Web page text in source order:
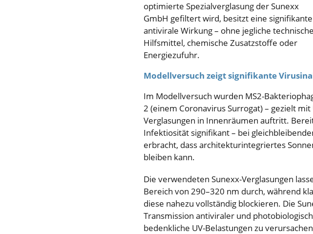
optimierte Spezialverglasung der Sunexx
GmbH gefiltert wird, besitzt eine signifikante
antivirale Wirkung – ohne jegliche
Hilfsmittel, chemische Zusatzstoffe oder
Energiezufuhr.
Modellversuch zeigt signifikante
Im Modellversuch wurden MS2-
2 (einem Coronavirus Surrogat) – gezielt
Verglasungen in Innenräumen auftritt.
Infektiosität signifikant – bei
erbracht, dass architekturintegriertes
bleiben kann.
Die verwendeten Sunexx-Verglasungen
Bereich von 290–320 nm durch, während
diese nahezu vollständig blockieren. Die
Transmission antiviraler und
bedenkliche UV-Belastungen zu